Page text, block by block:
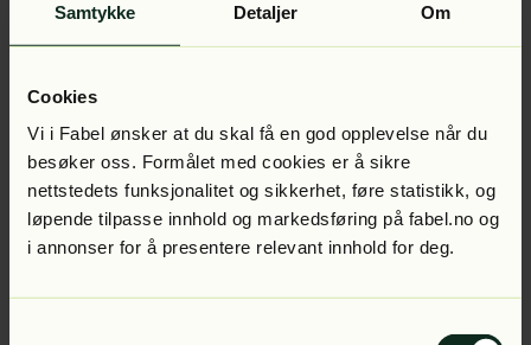
Samtykke Detaljer Om
Cookies
Vi i Fabel ønsker at du skal få en god opplevelse når du
besøker oss. Formålet med cookies er å sikre
nettstedets funksjonalitet og sikkerhet, føre statistikk, og
løpende tilpasse innhold og markedsføring på fabel.no og
i annonser for å presentere relevant innhold for deg.